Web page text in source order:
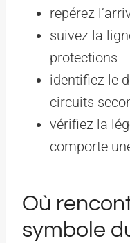
repérez
suivez la
protections
identifiez le
circuits
vérifiez la
comporte
Où
symbole